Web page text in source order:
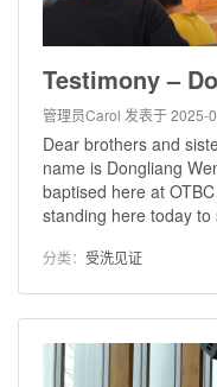
Testimony –
管理员Carol 发表于 2025-
Dear brothers and
name is Dongliang
baptised here at
standing here today to
分类： 受洗见证